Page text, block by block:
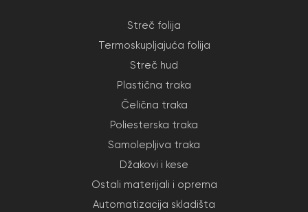
Streč folija
Termoskupljajuća folija
Streč hud
Plastična traka
Čelična traka
Poliesterska traka
Samolepljiva traka
Džakovi i kese
Ostali materijali i oprema
Automatizacija skladišta